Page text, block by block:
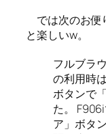
では次のお便
と楽しいw。
フルブラ
の利用時
ボタンで
た。
ア」ボタ